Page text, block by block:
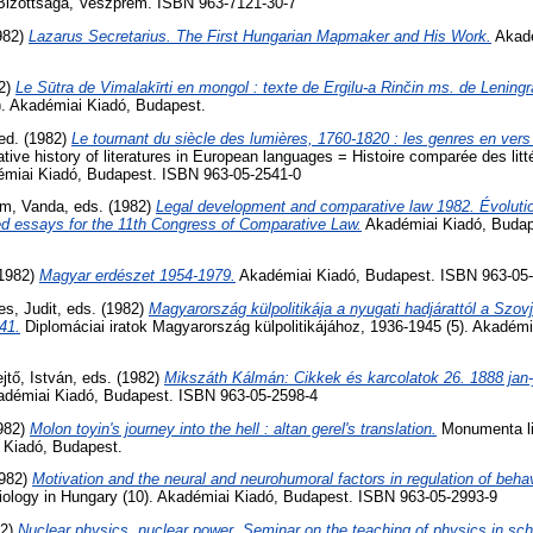
Lazarus Secretarius. The First Hungarian Mapmaker and His Work.
Le Sūtra de Vimalakīrti en mongol : texte de Ergilu-a Rinčin ms. de
Akadémiai Kiadó, Budapest.
(1982) Le tournant du siècle des lumières, 1760-1820 : les genres en
history of literatures in European languages = Histoire comparée des
Kiadó, Budapest. ISBN 963-05-2541-0
Vanda, eds. (1982) Legal development and comparative law 1982.
essays for the 11th Congress of Comparative Law. Akadémiai Kiadó,
Magyar erdészet 1954-1979. Akadémiai Kiadó, Budapest. ISBN 963-
Judit, eds. (1982) Magyarország külpolitikája a nyugati hadjárattól a
Diplomáciai iratok Magyarország külpolitikájához, 1936-1945 (5).
István , eds. (1982) Mikszáth Kálmán: Cikkek és karcolatok 26. 1888
Kiadó, Budapest. ISBN 963-05-2598-4
Molon toyin's journey into the hell : altan gerel's translation. Monumenta
Budapest.
Motivation and the neural and neurohumoral factors in regulation of
in Hungary (10). Akadémiai Kiadó, Budapest. ISBN 963-05-2993-9